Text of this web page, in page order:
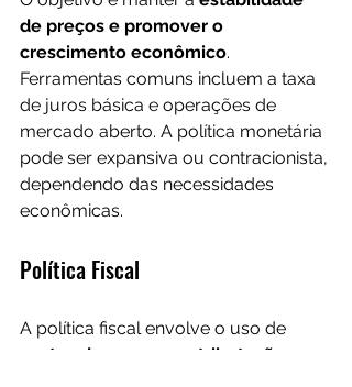
de preços e promover o
crescimento econômico.
Ferramentas comuns incluem a taxa
de juros básica e operações de
mercado aberto. A política monetária
pode ser expansiva ou contracionista,
dependendo das necessidades
econômicas.
Política Fiscal
A política fiscal envolve o uso de
gastos do governo e tributação